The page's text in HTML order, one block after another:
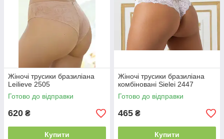
Жіночі трусики бразиліана
Leilieve 2505
Готово до відправки
620 ₴
Купити
Жіночі трусики бразиліана
комбіновані Sielei 2447
Готово до відправки
465 ₴
Купити